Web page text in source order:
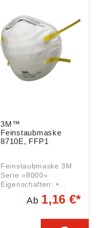
3M™
Feinstaubmaske
8710E, FFP1
Feinstaubmaske 3M
Serie »8000«
Eigenschaften: •
Traditionelle Passform
• Vorgeformter
schnelles Aufsetzen •
Ab 1,16 €*